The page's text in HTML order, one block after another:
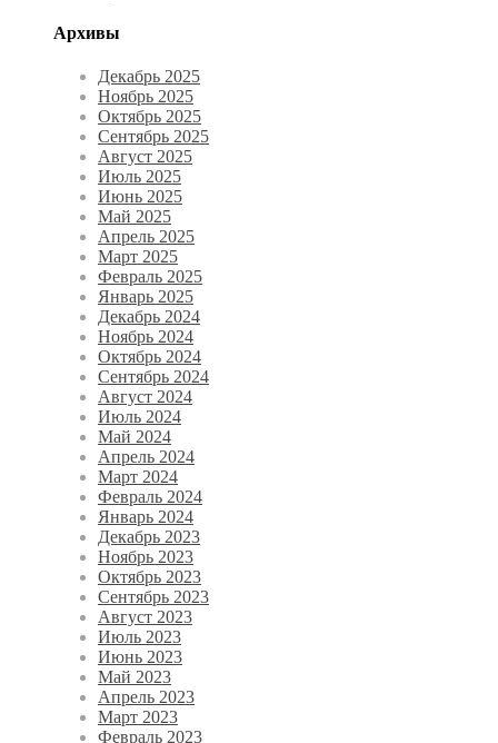
Архивы
Декабрь 2025
Ноябрь 2025
Октябрь 2025
Сентябрь 2025
Август 2025
Июль 2025
Июнь 2025
Май 2025
Апрель 2025
Март 2025
Февраль 2025
Январь 2025
Декабрь 2024
Ноябрь 2024
Октябрь 2024
Сентябрь 2024
Август 2024
Июль 2024
Май 2024
Апрель 2024
Март 2024
Февраль 2024
Январь 2024
Декабрь 2023
Ноябрь 2023
Октябрь 2023
Сентябрь 2023
Август 2023
Июль 2023
Июнь 2023
Май 2023
Апрель 2023
Март 2023
Февраль 2023